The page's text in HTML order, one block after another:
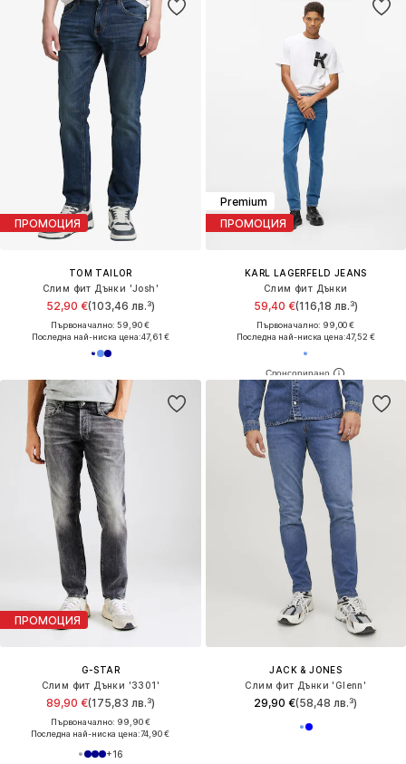
ПРОМОЦИЯ
TOM TAILOR
Слим фит Дънки 'Josh'
52,90 €(103,46 лв.³)
Първоначално: 59,90 €
Последна най-ниска цена:47,61 €
Premium
ПРОМОЦИЯ
KARL LAGERFELD JEANS
Слим фит Дънки
59,40 €(116,18 лв.³)
Първоначално: 99,00 €
Последна най-ниска цена:47,52 €
ПРОМОЦИЯ
G-STAR
Слим фит Дънки '3301'
89,90 €(175,83 лв.³)
Първоначално: 99,90 €
Последна най-ниска цена:74,90 €
+16
JACK & JONES
Слим фит Дънки 'Glenn'
29,90 €(58,48 лв.³)